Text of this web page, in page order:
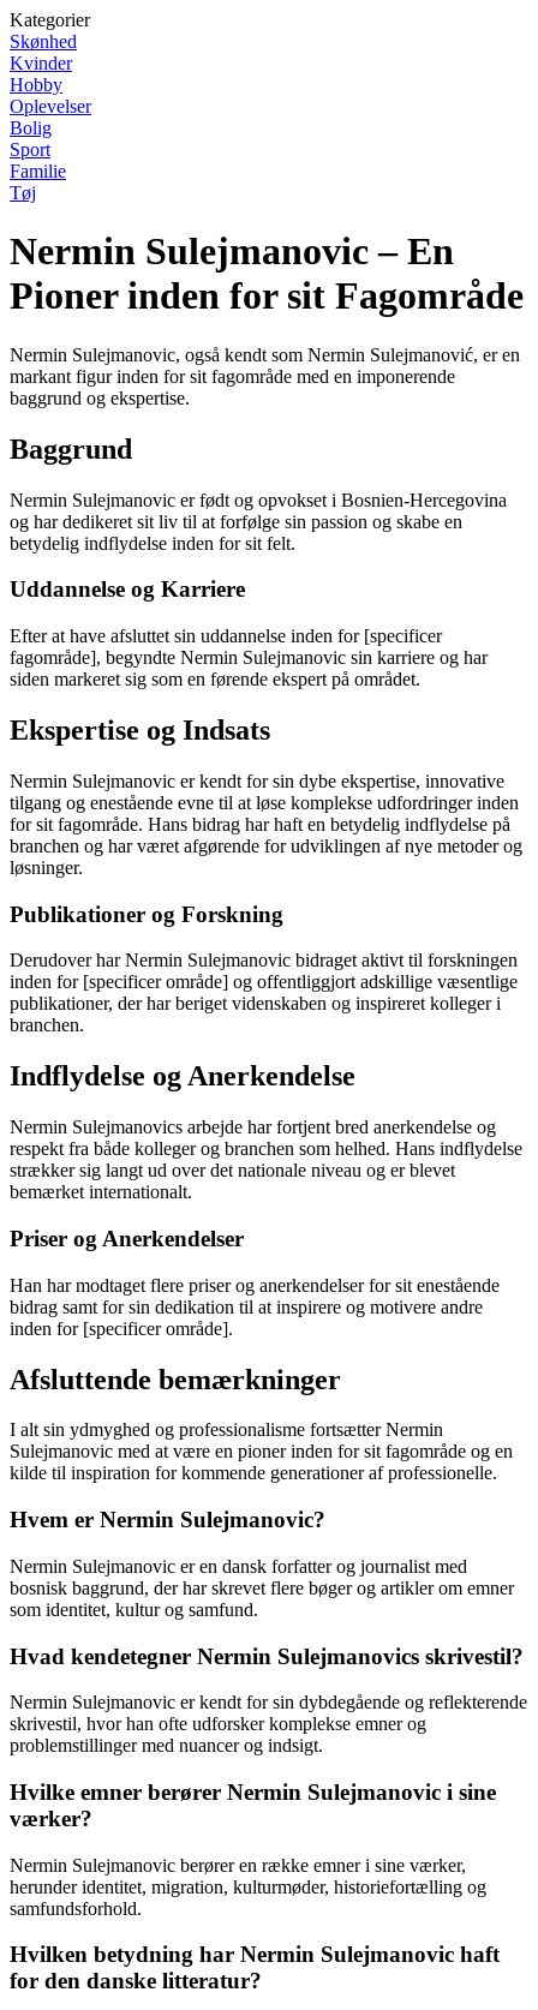
Kategorier
Skønhed
Kvinder
Hobby
Oplevelser
Bolig
Sport
Familie
Tøj
Nermin Sulejmanovic – En
Pioner inden for sit Fagområde
Nermin Sulejmanovic, også kendt som Nermin Sulejmanović, er en
markant figur inden for sit fagområde med en imponerende
baggrund og ekspertise.
Baggrund
Nermin Sulejmanovic er født og opvokset i Bosnien-Hercegovina
og har dedikeret sit liv til at forfølge sin passion og skabe en
betydelig indflydelse inden for sit felt.
Uddannelse og Karriere
Efter at have afsluttet sin uddannelse inden for [specificer
fagområde], begyndte Nermin Sulejmanovic sin karriere og har
siden markeret sig som en førende ekspert på området.
Ekspertise og Indsats
Nermin Sulejmanovic er kendt for sin dybe ekspertise, innovative
tilgang og enestående evne til at løse komplekse udfordringer inden
for sit fagområde. Hans bidrag har haft en betydelig indflydelse på
branchen og har været afgørende for udviklingen af nye metoder og
løsninger.
Publikationer og Forskning
Derudover har Nermin Sulejmanovic bidraget aktivt til forskningen
inden for [specificer område] og offentliggjort adskillige væsentlige
publikationer, der har beriget videnskaben og inspireret kolleger i
branchen.
Indflydelse og Anerkendelse
Nermin Sulejmanovics arbejde har fortjent bred anerkendelse og
respekt fra både kolleger og branchen som helhed. Hans indflydelse
strækker sig langt ud over det nationale niveau og er blevet
bemærket internationalt.
Priser og Anerkendelser
Han har modtaget flere priser og anerkendelser for sit enestående
bidrag samt for sin dedikation til at inspirere og motivere andre
inden for [specificer område].
Afsluttende bemærkninger
I alt sin ydmyghed og professionalisme fortsætter Nermin
Sulejmanovic med at være en pioner inden for sit fagområde og en
kilde til inspiration for kommende generationer af professionelle.
Hvem er Nermin Sulejmanovic?
Nermin Sulejmanovic er en dansk forfatter og journalist med
bosnisk baggrund, der har skrevet flere bøger og artikler om emner
som identitet, kultur og samfund.
Hvad kendetegner Nermin Sulejmanovics skrivestil?
Nermin Sulejmanovic er kendt for sin dybdegående og reflekterende
skrivestil, hvor han ofte udforsker komplekse emner og
problemstillinger med nuancer og indsigt.
Hvilke emner berører Nermin Sulejmanovic i sine
værker?
Nermin Sulejmanovic berører en række emner i sine værker,
herunder identitet, migration, kulturmøder, historiefortælling og
samfundsforhold.
Hvilken betydning har Nermin Sulejmanovic haft
for den danske litteratur?